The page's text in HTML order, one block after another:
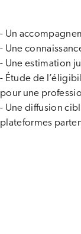
- Un
- Une
- Une estimation
- Étude de
pour une
- Une diffusion
plateformes